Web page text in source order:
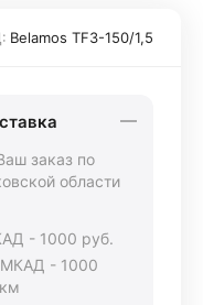
Belamos TF3-150/1,5
заказ по
области
- 1000 руб.
- 1000